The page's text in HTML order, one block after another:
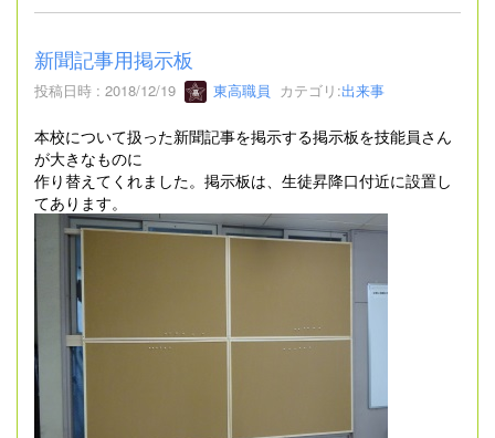
新聞記事用掲示板
投稿日時 : 2018/12/19 東高職員 カテゴリ:出来事
本校について扱った新聞記事を掲示する掲示板を技能員さん
が大きなものに
作り替えてくれました。掲示板は、生徒昇降口付近に設置し
てあります。